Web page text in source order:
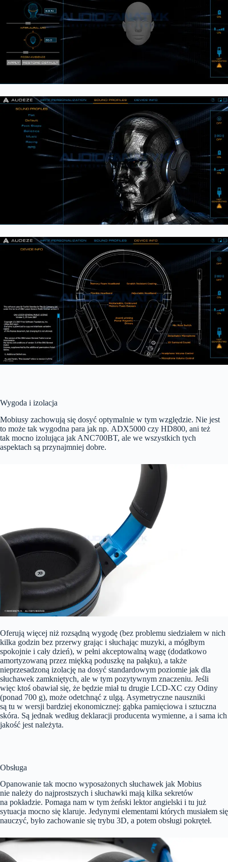
Wygoda i izolacja
Mobiusy zachowują się dosyć optymalnie w tym względzie. Nie jest
to może tak wygodna para jak np. ADX5000 czy HD800, ani też
tak mocno izolująca jak ANC700BT, ale we wszystkich tych
aspektach są przynajmniej dobre.
Oferują więcej niż rozsądną wygodę (bez problemu siedziałem w nich
kilka godzin bez przerwy grając i słuchając muzyki, a mógłbym
spokojnie i cały dzień), w pełni akceptowalną wagę (dodatkowo
amortyzowaną przez miękką poduszkę na pałąku), a także
nieprzesadzoną izolację na dosyć standardowym poziomie jak dla
słuchawek zamkniętych, ale w tym pozytywnym znaczeniu. Jeśli
więc ktoś obawiał się, że będzie miał tu drugie LCD-XC czy Odiny
(ponad 700 g), może odetchnąć z ulgą. Asymetryczne nauszniki
są tu w wersji bardziej ekonomicznej: gąbka pamięciowa i sztuczna
skóra. Są jednak według deklaracji producenta wymienne, a i sama ich
jakość jest należyta.
Obsługa
Opanowanie tak mocno wyposażonych słuchawek jak Mobius
nie należy do najprostszych i słuchawki mają kilka sekretów
na pokładzie. Pomaga nam w tym żeński lektor angielski i tu już
sytuacja mocno się klaruje. Jedynymi elementami których musiałem się
nauczyć, było zachowanie się trybu 3D, a potem obsługi pokręteł.